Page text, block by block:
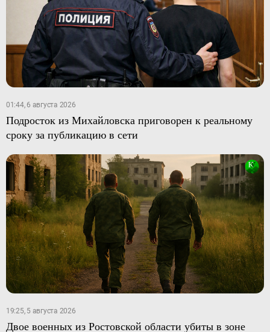
01:44, 6 августа 2026
Подросток из Михайловска приговорен к реальному
сроку за публикацию в сети
19:25, 5 августа 2026
Двое военных из Ростовской области убиты в зоне